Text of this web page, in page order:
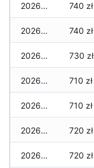
2026-01-22 740 zł
2026-01-21 740 zł
2026-01-20 730 zł
2026-01-19 710 zł
2026-01-18 710 zł
2026-01-17 720 zł
2026-01-16 720 zł